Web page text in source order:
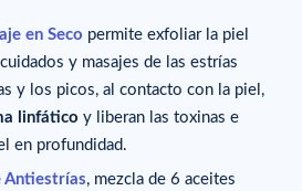
en Seco permite exfoliar la piel
y masajes de las estrías
y los picos, al contacto con la piel,
linfático y liberan las toxinas e
en profundidad.
Antiestrías, mezcla de 6 aceites